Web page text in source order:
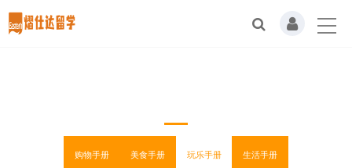
购物手册 美食手册 玩乐手册 生活手册